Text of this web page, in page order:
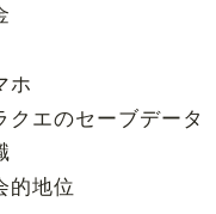
ホ
クエのセーブデータ
的地位